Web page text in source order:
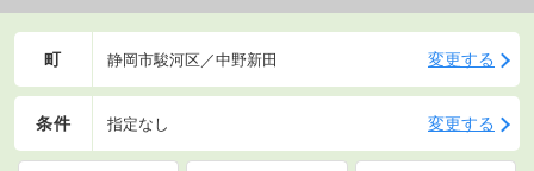
町 静岡市駿河区／中野新田 変更する
条件 指定なし 変更する